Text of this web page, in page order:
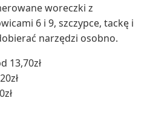
woreczki z
6 i 9, szczypce, tackę i
narzędzi osobno.
13,70zł